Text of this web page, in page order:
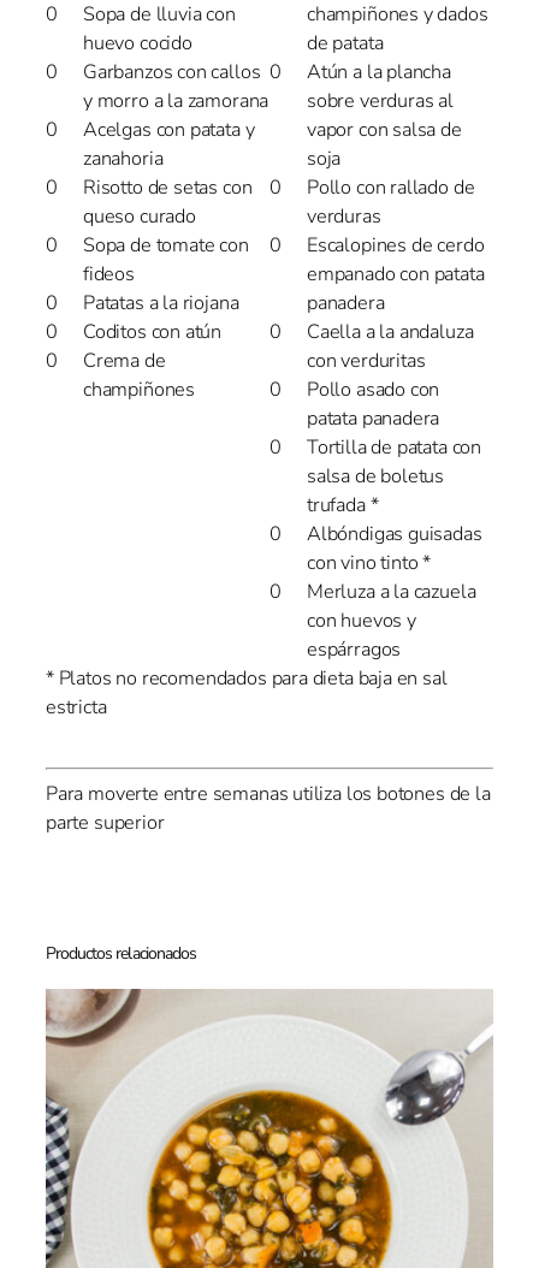
Sopa de lluvia con
huevo cocido
Garbanzos con callos
y morro a la zamorana
Acelgas con patata y
zanahoria
Risotto de setas con
queso curado
Sopa de tomate con
fideos
Patatas a la riojana
Coditos con atún
Crema de
champiñones
champiñones y dados
de patata
Atún a la plancha
sobre verduras al
vapor con salsa de
soja
Pollo con rallado de
verduras
Escalopines de cerdo
empanado con patata
panadera
Caella a la andaluza
con verduritas
Pollo asado con
patata panadera
Tortilla de patata con
salsa de boletus
trufada *
Albóndigas guisadas
con vino tinto *
Merluza a la cazuela
con huevos y
espárragos
* Platos no recomendados para dieta baja en sal
estricta
Para moverte entre semanas utiliza los botones de la
parte superior
Productos relacionados